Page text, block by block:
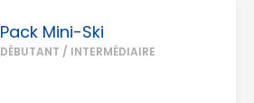
Pack Mini-Ski
DÉBUTANT / INTERMÉDIAIRE